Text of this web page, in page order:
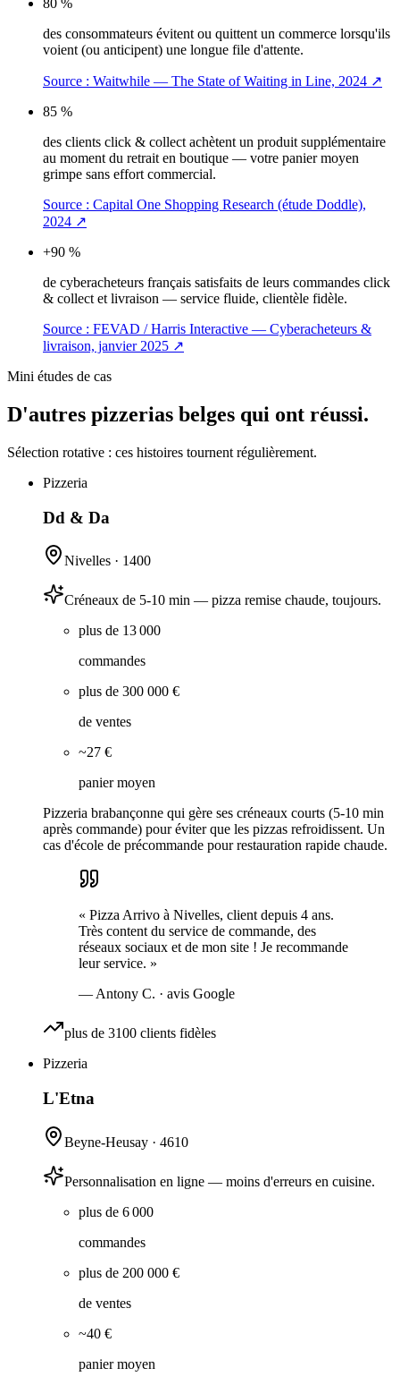
80 %
des consommateurs évitent ou quittent un commerce lorsqu'ils
voient (ou anticipent) une longue file d'attente.
Source : Waitwhile — The State of Waiting in Line, 2024 ↗
85 %
des clients click & collect achètent un produit supplémentaire
au moment du retrait en boutique — votre panier moyen
grimpe sans effort commercial.
Source : Capital One Shopping Research (étude Doddle),
2024 ↗
+90 %
de cyberacheteurs français satisfaits de leurs commandes click
& collect et livraison — service fluide, clientèle fidèle.
Source : FEVAD / Harris Interactive — Cyberacheteurs &
livraison, janvier 2025 ↗
Mini études de cas
D'autres pizzerias belges qui ont réussi.
Sélection rotative : ces histoires tournent régulièrement.
Pizzeria
Dd & Da
Nivelles · 1400
Créneaux de 5-10 min — pizza remise chaude, toujours.
plus de 13 000
commandes
plus de 300 000 €
de ventes
~27 €
panier moyen
Pizzeria brabançonne qui gère ses créneaux courts (5-10 min
après commande) pour éviter que les pizzas refroidissent. Un
cas d'école de précommande pour restauration rapide chaude.
« Pizza Arrivo à Nivelles, client depuis 4 ans.
Très content du service de commande, des
réseaux sociaux et de mon site ! Je recommande
leur service. »
— Antony C. · avis Google
plus de 3100 clients fidèles
Pizzeria
L'Etna
Beyne-Heusay · 4610
Personnalisation en ligne — moins d'erreurs en cuisine.
plus de 6 000
commandes
plus de 200 000 €
de ventes
~40 €
panier moyen